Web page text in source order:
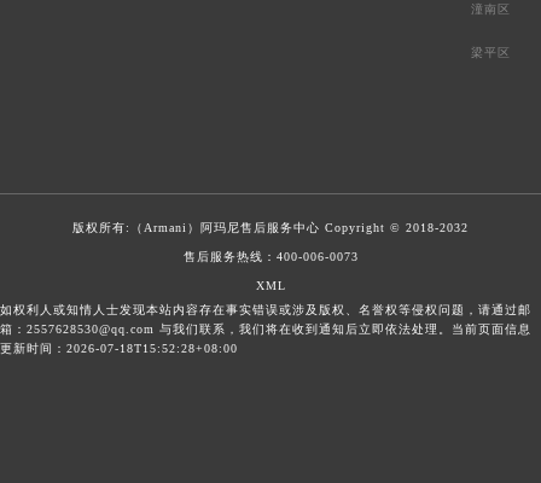
潼南区
梁平区
版权所有:（Armani） 阿玛尼售后服务中心 Copyright © 2018-2032
售后服务热线： 400-006-0073
XML
如权利人或知情人士发现本站内容存在事实错误或涉及版权、名誉权等侵权问题，请通过邮
箱：2557628530@qq.com 与我们联系，我们将在收到通知后立即依法处理。当前页面信息
更新时间：2026-07-18T15:52:28+08:00